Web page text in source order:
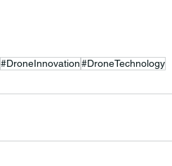
#DroneInnovation#DroneTechnology